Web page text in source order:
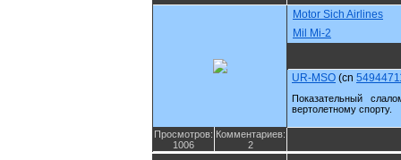
Motor Sich Airlines
Mil Mi-2
UR-MSO (cn
Показательный
вертолетному спорту.
Просмотров:
1006
Комментариев:
2